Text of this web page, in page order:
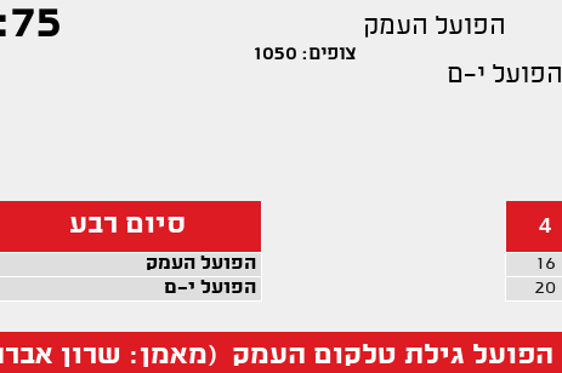
הפועל העמק
הפועל י-ם
צופים: 1050
4
16
20
סיום רבע
הפועל העמק
הפועל י-ם
הפועל גילת טלקום העמק (מאמן: שרון